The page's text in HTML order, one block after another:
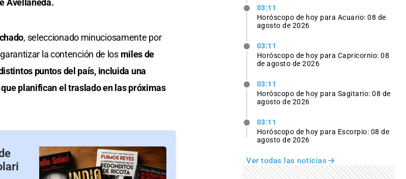
Avellaneda.
, seleccionado minuciosamente por
la contención de losmiles de
puntos del país, incluida una
planifican el traslado en las próximas
03:11
Horóscopo de hoy para Acuario: 08 de
agosto de 2026
03:11
Horóscopo de hoy para Capricornio: 08
de agosto de 2026
03:11
Horóscopo de hoy para Sagitario: 08 de
agosto de 2026
03:11
Horóscopo de hoy para Escorpio: 08 de
agosto de 2026
Ver todas las noticias